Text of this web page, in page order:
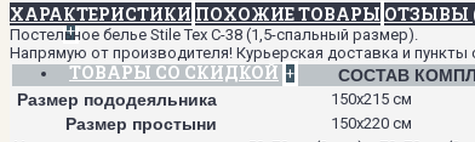
+
ТОВАРЫ СО СКИДКОЙ +
ХАРАКТЕРИСТИКИ ПОХОЖИЕ ТОВАРЫ ОТЗЫВЫ
Постельное белье Stile Tex C-38 (1,5-спальный размер).
Напрямую от производителя! Курьерская доставка и пункты
СОСТАВ
Размер пододеяльника
150х215 см
Размер простыни 150х220 см